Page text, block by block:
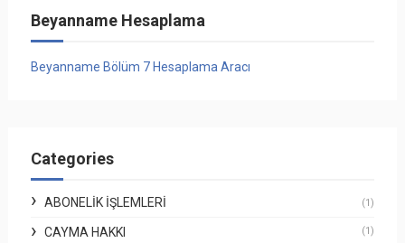
Beyanname Hesaplama
Beyanname Bölüm 7 Hesaplama Aracı
Categories
ABONELIK İŞLEMLERI (1)
CAYMA HAKKI (1)